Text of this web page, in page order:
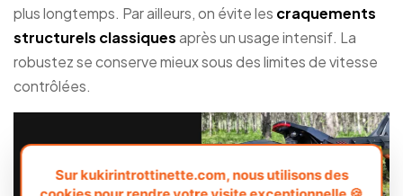
plus longtemps. Par ailleurs, on évite les craquements
structurels classiquesaprès un usage intensif. La
robustez se conserve mieux sous des limites de vitesse
contrôlées.
Sur kukirintrottinette.com, nous utilisons des